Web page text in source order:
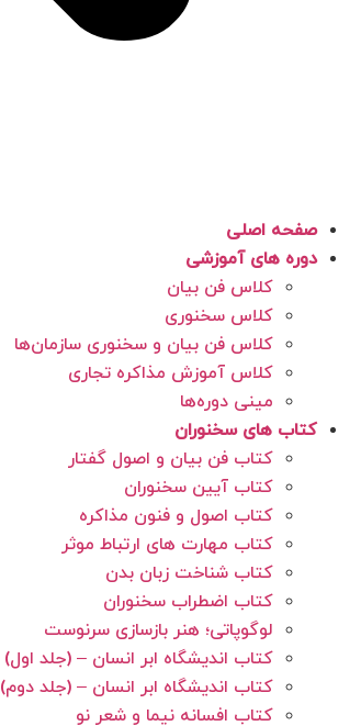
صفحه اصلی
دوره های آموزشی
کلاس فن بیان
کلاس سخنوری
کلاس فن بیان و سخنوری سازمان‌ها
کلاس آموزش مذاکره تجاری
مینی دوره‌ها
کتاب های سخنوران
کتاب فن بیان و اصول گفتار
کتاب آیین سخنوران
کتاب اصول و فنون مذاکره
کتاب مهارت های ارتباط موثر
کتاب شناخت زبان بدن
کتاب اضطراب سخنوران
لوگوپاتی؛ هنر بازسازی سرنوست
کتاب اندیشگاه ابر انسان – (جلد اول)
کتاب اندیشگاه ابر انسان – (جلد دوم)
کتاب افسانه نیما و شعر نو